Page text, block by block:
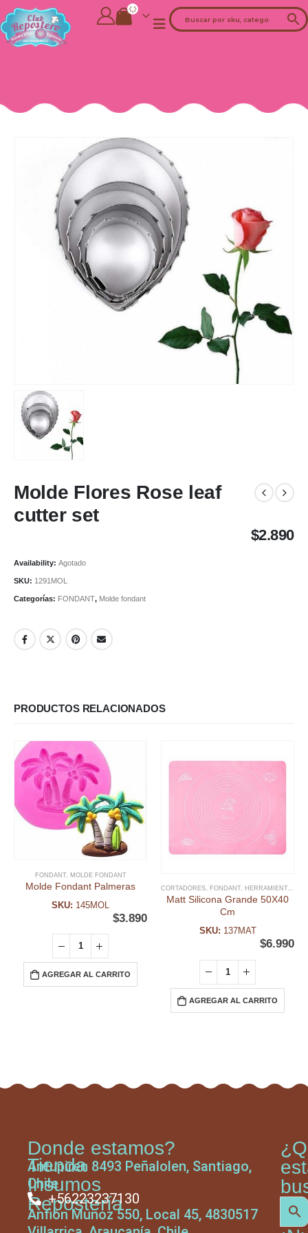
Molde Flores Rose leaf
cutter set
$2.890
Availability: Agotado
SKU: 1291MOL
Categorías: FONDANT, Molde fondant
PRODUCTOS RELACIONADOS
FONDANT, MOLDE FONDANT
Molde Fondant Palmeras
SKU: 145MOL
$3.890
AGREGAR AL CARRITO
CORTADORES, FONDANT, HERRAMIENTAS FONDANT
Matt Silicona Grande 50X40
Cm
SKU: 137MAT
$6.990
AGREGAR AL CARRITO
Tienda
Insumos
Repostería
Donde estamos?
Antupiren 8493 Peñalolen, Santiago,
Chile
+56223237130
Anfión Muñoz 550, Local 45, 4830517